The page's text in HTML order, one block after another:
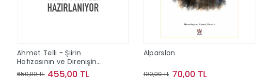
Ahmet Telli - Şiirin
Hafızasının ve Direnişin
İzinde Bir Yaşam
650,00 TL 455,00 TL
Alparslan
100,00 TL 70,00 TL